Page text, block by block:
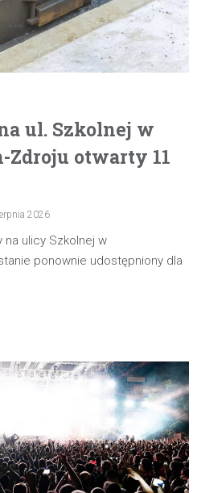
ul. Szkolnej w
Zdroju otwarty 11
2026
ulicy Szkolnej w
ponownie udostępniony dla